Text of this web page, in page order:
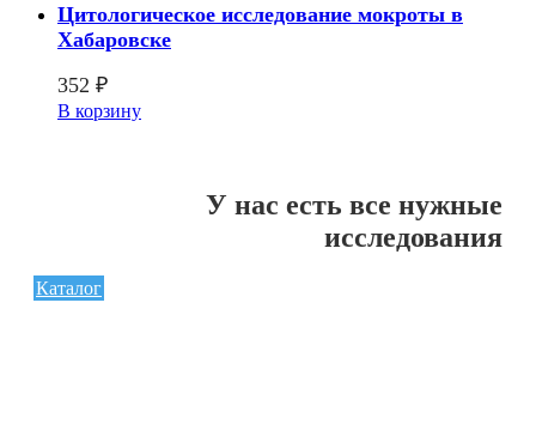
Цитологическое исследование мокроты в
Хабаровске
352 ₽
В корзину
У нас есть все нужные
исследования
Каталог